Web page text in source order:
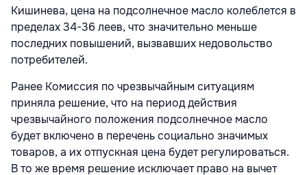
Кишинева, цена на подсолнечное масло колеблется в
пределах 34-36 леев, что значительно меньше
последних повышений, вызвавших недовольство
потребителей.
Ранее Комиссия по чрезвычайным ситуациям
приняла решение, что на период действия
чрезвычайного положения подсолнечное масло
будет включено в перечень социально значимых
товаров, а их отпускная цена будет регулироваться.
В то же время решение исключает право на вычет